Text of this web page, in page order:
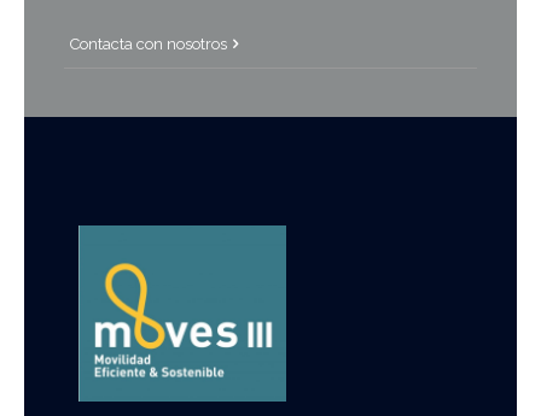
Contacta con nosotros